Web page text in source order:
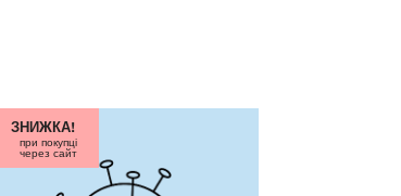
ЗНИЖКА!
при покупці
через сайт